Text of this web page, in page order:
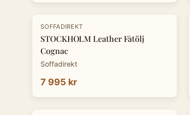
SOFFADIREKT
STOCKHOLM Leather Fåtölj
Cognac
Soffadirekt
7 995 kr